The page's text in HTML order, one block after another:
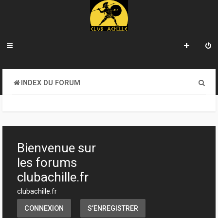
INDEX DU FORUM
h
Bienvenue sur
les forums
clubachille.fr
clubachille.fr
CONNEXION S’ENREGISTRER